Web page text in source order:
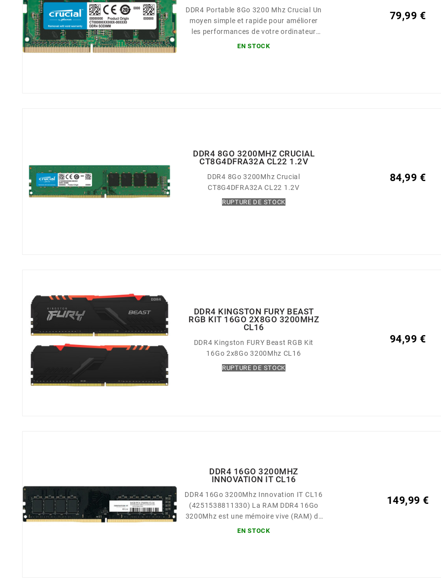
DDR4 Portable 8Go 3200 Mhz Crucial Un
moyen simple et rapide pour améliorer
les performances de votre ordinateur
portable
EN STOCK
79,99 €
DDR4 8GO 3200MHZ CRUCIAL
CT8G4DFRA32A CL22 1.2V
DDR4 8Go 3200Mhz Crucial
CT8G4DFRA32A CL22 1.2V
RUPTURE DE STOCK
84,99 €
DDR4 KINGSTON FURY BEAST
RGB KIT 16GO 2X8GO 3200MHZ
CL16
DDR4 Kingston FURY Beast RGB Kit
16Go 2x8Go 3200Mhz CL16
RUPTURE DE STOCK
94,99 €
DDR4 16GO 3200MHZ
INNOVATION IT CL16
DDR4 16Go 3200Mhz Innovation IT CL16
(4251538811330) La RAM DDR4 16Go
3200Mhz est une mémoire vive (RAM) de
16 Go (gigaoctets) avec une vitesse de
EN STOCK
149,99 €